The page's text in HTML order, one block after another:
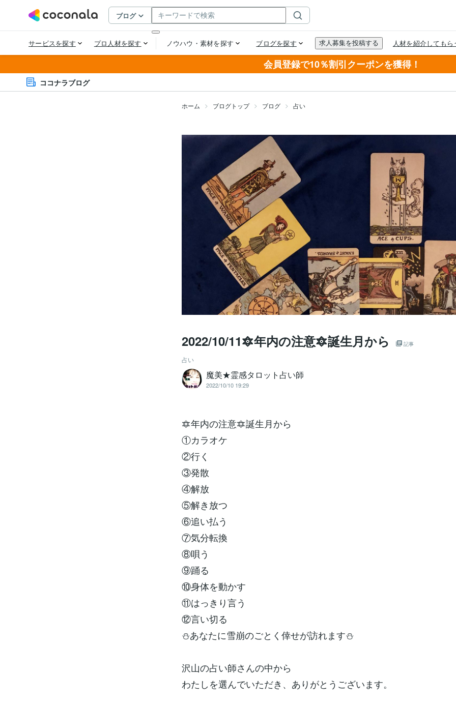
会員登録で10％割引クーポンを獲得！
ココナラブログ
ホーム ブログトップ ブログ 占い
2022/10/11🔯年内の注意🔯誕生月から 記事
占い
魔美★霊感タロット占い師
2022/10/10 19:29
🔯年内の注意🔯誕生月から
①カラオケ
②行く
③発散
④解放
⑤解き放つ
⑥追い払う
⑦気分転換
⑧唄う
⑨踊る
⑩身体を動かす
⑪はっきり言う
⑫言い切る
⛄あなたに雪崩のごとく倖せが訪れます⛄
沢山の占い師さんの中から
わたしを選んでいただき、ありがとうございます。